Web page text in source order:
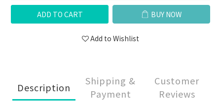
ADD TO CART BUY NOW
Add to Wishlist
Description
Shipping &
Payment
Customer
Reviews